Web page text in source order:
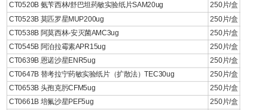
CT0520B 氨苄西林/舒巴坦药敏实验纸片SAM20ug
250片/盒
CT0523B 莫匹罗星MUP200ug
250片/盒
CT0538B 阿莫西林-安灭菌AMC3ug
250片/盒
CT0545B 阿泊拉霉素APR15ug
250片/盒
CT0639B 恩诺沙星ENR5ug
250片/盒
CT0647B 替考拉宁药敏实验纸片（扩散法）TEC30ug
250片/盒
CT0653B 头孢克肟CFM5ug
250片/盒
CT0661B 培氟沙星PEF5ug
250片/盒